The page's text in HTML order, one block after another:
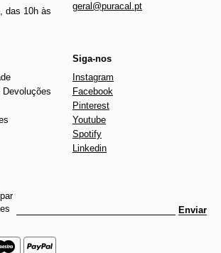
das 10h às
geral@puracal.pt
Siga-nos
Instagram
Facebook
Pinterest
Youtube
Spotify
Linkedin
Enviar